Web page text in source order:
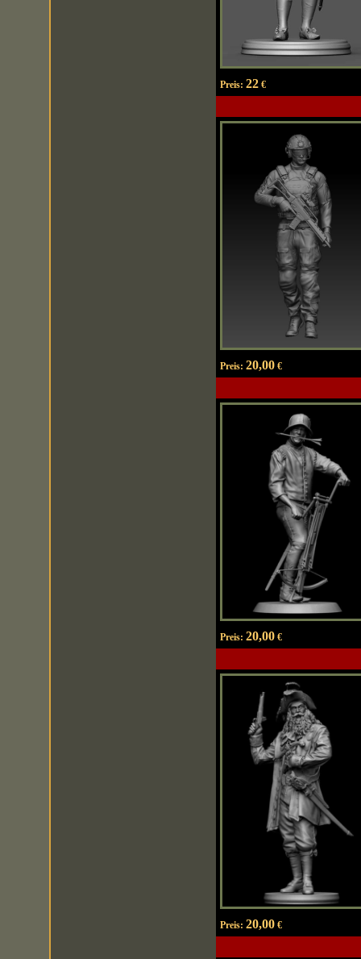
Preis: 22€
Preis: 20,00€
Preis: 20,00€
Preis: 20,00€